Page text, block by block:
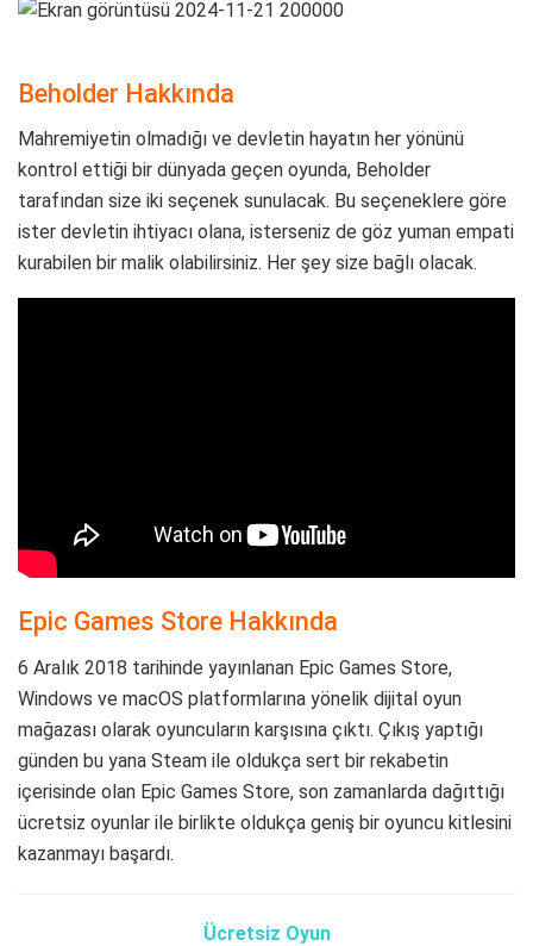
Beholder Hakkında
Mahremiyetin olmadığı ve devletin hayatın her yönünü
kontrol ettiği bir dünyada geçen oyunda, Beholder
tarafından size iki seçenek sunulacak. Bu seçeneklere göre
ister devletin ihtiyacı olana, isterseniz de göz yuman empati
kurabilen bir malik olabilirsiniz. Her şey size bağlı olacak.
Epic Games Store Hakkında
6 Aralık 2018 tarihinde yayınlanan Epic Games Store,
Windows ve macOS platformlarına yönelik dijital oyun
mağazası olarak oyuncuların karşısına çıktı. Çıkış yaptığı
günden bu yana Steam ile oldukça sert bir rekabetin
içerisinde olan Epic Games Store, son zamanlarda dağıttığı
ücretsiz oyunlar ile birlikte oldukça geniş bir oyuncu kitlesini
kazanmayı başardı.
Ücretsiz Oyun